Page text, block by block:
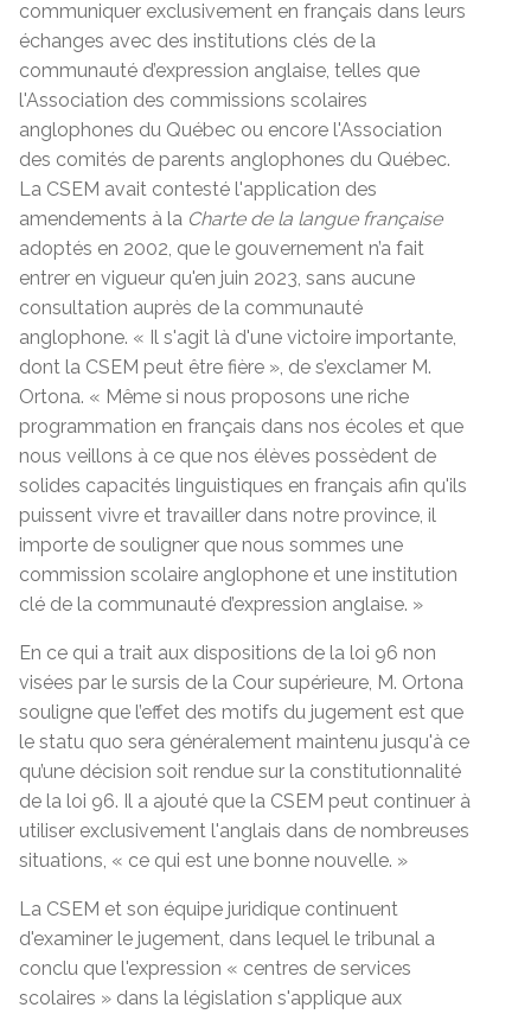
communiquer exclusivement en français dans leurs
échanges avec des institutions clés de la
communauté d’expression anglaise, telles que
l'Association des commissions scolaires
anglophones du Québec ou encore l'Association
des comités de parents anglophones du Québec.
La CSEM avait contesté l'application des
amendements à la Charte de la langue française
adoptés en 2002, que le gouvernement n’a fait
entrer en vigueur qu'en juin 2023, sans aucune
consultation auprès de la communauté
anglophone. « Il s'agit là d'une victoire importante,
dont la CSEM peut être fière », de s’exclamer M.
Ortona. « Même si nous proposons une riche
programmation en français dans nos écoles et que
nous veillons à ce que nos élèves possèdent de
solides capacités linguistiques en français afin qu'ils
puissent vivre et travailler dans notre province, il
importe de souligner que nous sommes une
commission scolaire anglophone et une institution
clé de la communauté d’expression anglaise. »
En ce qui a trait aux dispositions de la loi 96 non
visées par le sursis de la Cour supérieure, M. Ortona
souligne que l’effet des motifs du jugement est que
le statu quo sera généralement maintenu jusqu'à ce
qu’une décision soit rendue sur la constitutionnalité
de la loi 96. Il a ajouté que la CSEM peut continuer à
utiliser exclusivement l'anglais dans de nombreuses
situations, « ce qui est une bonne nouvelle. »
La CSEM et son équipe juridique continuent
d'examiner le jugement, dans lequel le tribunal a
conclu que l'expression « centres de services
scolaires » dans la législation s'applique aux